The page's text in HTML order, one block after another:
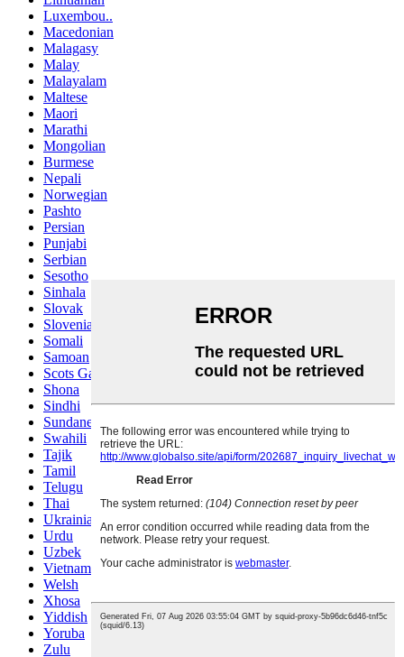
Luxembou..
Macedonian
Malagasy
Malay
Malayalam
Maltese
Maori
Marathi
Mongolian
Burmese
Nepali
Norwegian
Pashto
Persian
Punjabi
Serbian
Sesotho
Sinhala
Slovak
Slovenian
Somali
Samoan
Scots Gaelic
Shona
Sindhi
Sundanese
Swahili
Tajik
Tamil
Telugu
Thai
Ukrainian
Urdu
Uzbek
Vietnamese
Welsh
Xhosa
Yiddish
Yoruba
Zulu